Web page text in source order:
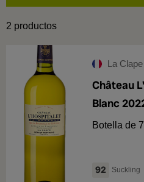
Precio
Añada
2022
2 productos
La Clape
Château
Blanc
Botella de
92 Suckling